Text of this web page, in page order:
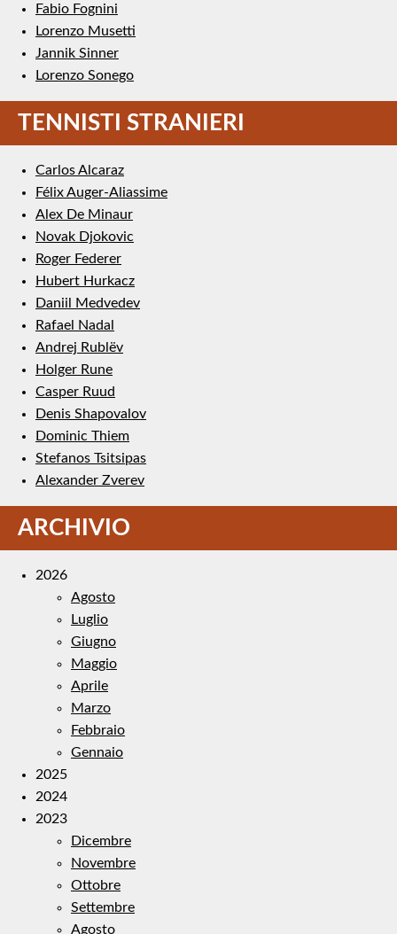
Fabio Fognini
Lorenzo Musetti
Jannik Sinner
Lorenzo Sonego
TENNISTI STRANIERI
Carlos Alcaraz
Félix Auger-Aliassime
Alex De Minaur
Novak Djokovic
Roger Federer
Hubert Hurkacz
Daniil Medvedev
Rafael Nadal
Andrej Rublëv
Holger Rune
Casper Ruud
Denis Shapovalov
Dominic Thiem
Stefanos Tsitsipas
Alexander Zverev
ARCHIVIO
2026
Agosto
Luglio
Giugno
Maggio
Aprile
Marzo
Febbraio
Gennaio
2025
2024
2023
Dicembre
Novembre
Ottobre
Settembre
Agosto